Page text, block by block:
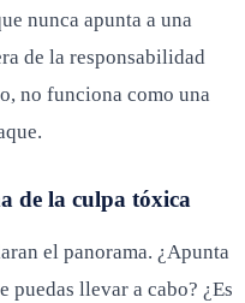
nunca apunta a una
de la responsabilidad
no funciona como una
de la culpa tóxica
el panorama. ¿Apunta
puedas llevar a cabo? ¿Es